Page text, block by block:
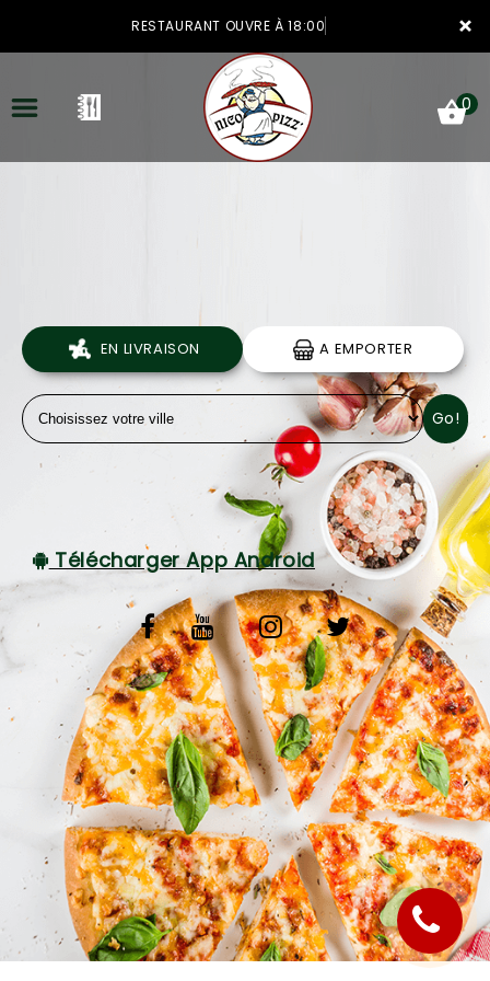
×
RESTAURANT OUVRE À 18:00
VOTRE COMPTE
NOTRE RESTAURANT
VOS AVIS
MENTIONS LÉGALES
0
EN LIVRAISON A EMPORTER
Go!
Télécharger App Android